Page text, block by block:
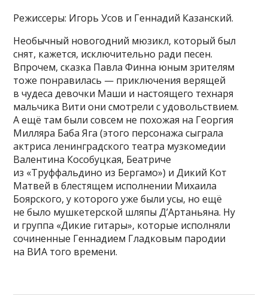
Режиссеры: Игорь Усов и Геннадий Казанский.
Необычный новогодний мюзикл, который был
снят, кажется, исключительно ради песен.
Впрочем, сказка Павла Финна юным зрителям
тоже понравилась — приключения верящей
в чудеса девочки Маши и настоящего технаря
мальчика Вити они смотрели с удовольствием.
А ещё там были совсем не похожая на Георгия
Милляра Баба Яга (этого персонажа сыграла
актриса ленинградского театра музкомедии
Валентина Кособуцкая, Беатриче
из «Труффальдино из Бергамо») и Дикий Кот
Матвей в блестящем исполнении Михаила
Боярского, у которого уже были усы, но ещё
не было мушкетерской шляпы Д’Артаньяна. Ну
и группа «Дикие гитары», которые исполняли
сочиненные Геннадием Гладковым пародии
на ВИА того времени.